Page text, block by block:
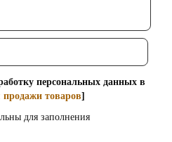
персональных данных в
продажи товаров]
для заполнения